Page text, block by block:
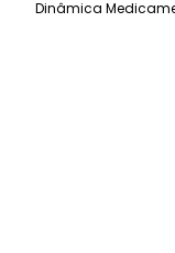
Dinâmica